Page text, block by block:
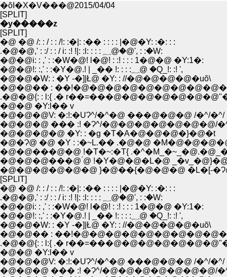
�ŏI�X�V���@2015/04/04
[SPLIT]
�y�����z
[SPLIT]
�@ �@ /: : / : : /!: :�|: :�� : : : : |�@�Y: :�: : :
.�@�@,' : :/ : : / i: :! !|: :l: : : : ؁@�@', : :�W:
�@�@i: : ,' : :�W�@! l�@! : :! : : : 1�@�@ �Y:1�:
�@�@!: :,' : :�Y�@.! | _�� !: : : :؁@ �Q_!: :! ',
�@�@�W: : �Y -�]|Ł@ �Y: : //�@�@�@�@�uŏ\
�@�@�� :
.�@�@{: : l:{ .�
�@�@ �Y:l�� v
�@�@�@V: �:!:�UɁ^/�^�@ ���@�@�@ /�^/�^/
�@�@�@ ��� :! �Ɂ^/�@�@�@�@�@�@�@/
�@�@�@�@ �Y: : �g �T�A�@�@�@�}�@�t
�@�Ɂ@ �@ �Y : :�~L.�� .�@�@
�@�@���@�@ !�T�~:�T{
�@�@�@���@ ́@ !�Y�@�@�L�@
�@�@�@�@�@�@ }�@��{�@�@�@ �L�[-
[SPLIT]
�@ �@ /: : / : : /!: :�|: :�� : : : : |�@�Y: :�: : :
.�@�@,' : :/ : : / i: :! !|: :l: : : : ؁@�@', : :�W:
�@�@i: : ,' : :�W�@! l�@! : :! : : : 1�@�@ �Y:1�:
�@�@!: :,' : :�Y�@.! | _�� !: : : :؁@ �Q_!: :! ',
�@�@�W: : �Y -�]|Ł@ �Y: : //�@�@�@�@�uŏ\
�@�@�� :
.�@�@{: : l:{ .�
�@�@ �Y:l�� v
�@�@�@V: �:!:�UɁ^/�^�@ ���@�@�@ /�^/�^/
�@�@�@ ��� :! �Ɂ^/�@�@�@�@�@�@�@/